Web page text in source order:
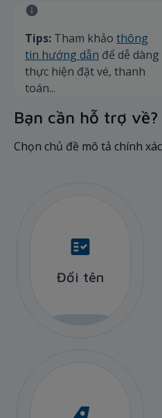
Tips: Tham khảo thông
tin hướng dẫn để dễ dàng
thực hiện đặt vé, thanh
toán...
Bạn cần hỗ trợ về?
Chọn chủ đề mô tả chính
Đổi tên
Đổi tên